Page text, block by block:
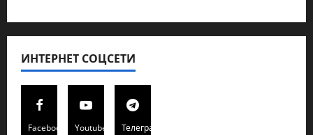
ИНТЕРНЕТ СОЦСЕТИ
Facebook
Youtube Телеграмм